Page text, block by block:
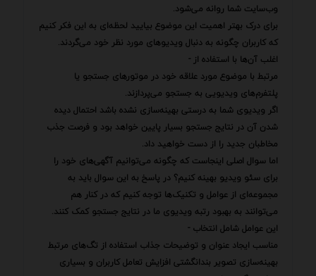
وب‌سایت شما روانه می‌شود.
برای درک بهتر اهمیت این موضوع بیایید لحظه‌ای به این فکر کنیم
که کاربران چگونه به دنبال ویدیوهای مورد نظر خود می‌گردند.
اغلب آن‌ها با استفاده از -
مرتبط با موضوع مورد علاقه خود در موتورهای جستجو یا
پلتفرم‌های ویدیویی به جستجو می‌پردازند.
اگر ویدیوی شما به درستی بهینه‌سازی نشده باشد احتمال دیده
شدن آن در نتایج جستجو بسیار پایین خواهد بود و فرصت جذب
مخاطبان جدید را از دست خواهید داد.
اما سوال اصلی اینجاست که چگونه می‌توانیم آگهی‌های خود را
برای سئو ویدیو بهینه کنیم؟ در پاسخ به این سوال باید به
مجموعه‌ای از عوامل و تکنیک‌ها توجه کنیم که در کنار هم
می‌توانند به بهبود رتبه ویدیوی ما در نتایج جستجو کمک کنند.
این عوامل شامل انتخاب -
مناسب ایجاد عنوان و توضیحات جذاب استفاده از تگ‌های مرتبط
بهینه‌سازی تصویر بندانگشتی افزایش تعامل کاربران و بسیاری